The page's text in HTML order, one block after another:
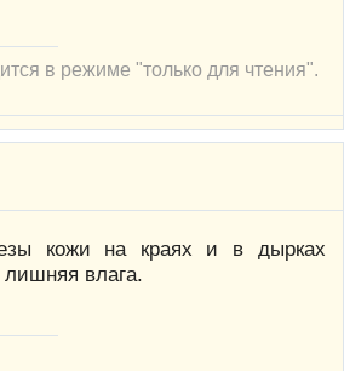
в режиме "только для чтения".
кожи на краях и в дырках
лишняя влага.